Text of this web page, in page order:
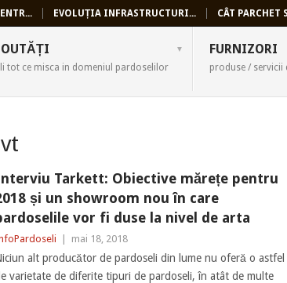
EVOLUȚIA INFRASTRUCTURI... CÂT
tot ce misca in domeniul pardoselilor
FURNIZORI
produse /
Tarkett: Obiective mărețe pentru
și un showroom nou în care
vor fi duse la nivel de arta
mai 18, 2018
alt producător de pardoseli din lume nu oferă o astfel
varietate de diferite tipuri de pardoseli, în atât de multe